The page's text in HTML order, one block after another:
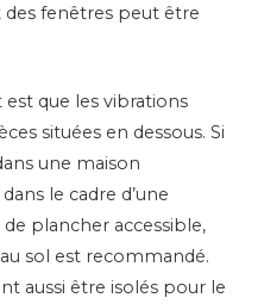
fenêtres peut être
que les vibrations
situées en dessous. Si
une maison
le cadre d’une
plancher accessible,
au sol est recommandé.
aussi être isolés pour le